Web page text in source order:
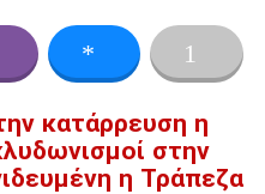
κατάρρευση η
στην
η Τράπεζα